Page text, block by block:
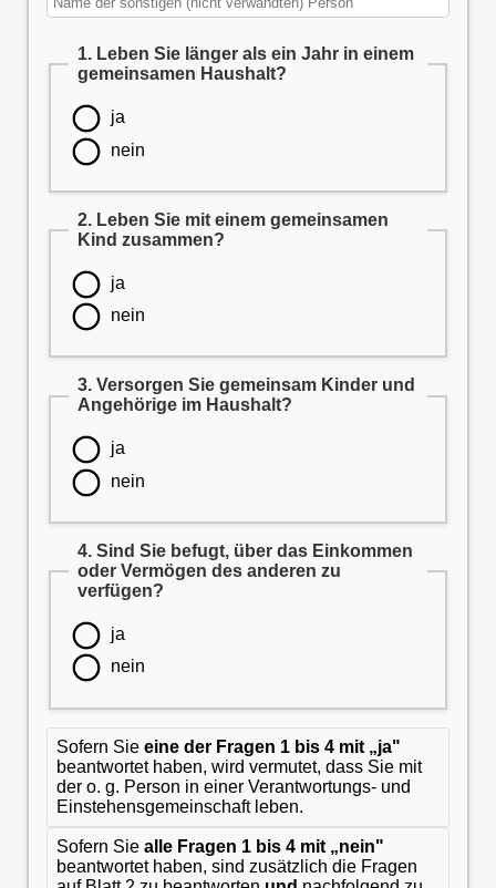
1. Leben Sie länger als ein Jahr in einem
gemeinsamen Haushalt?
ja
nein
2. Leben Sie mit einem gemeinsamen
Kind zusammen?
ja
nein
3. Versorgen Sie gemeinsam Kinder und
Angehörige im Haushalt?
ja
nein
4. Sind Sie befugt, über das Einkommen
oder Vermögen des anderen zu
verfügen?
ja
nein
Sofern Sie eine der Fragen 1 bis 4 mit „ja"
beantwortet haben, wird vermutet, dass Sie mit
der o. g. Person in einer Verantwortungs- und
Einstehensgemeinschaft leben.
Sofern Sie alle Fragen 1 bis 4 mit „nein"
beantwortet haben, sind zusätzlich die Fragen